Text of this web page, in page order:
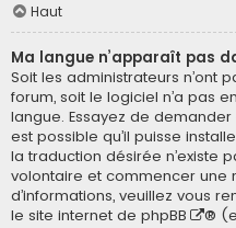
Haut
Ma langue n’apparaît pas
Soit les administrateurs n’ont
forum, soit le logiciel n’a pas
langue. Essayez de
est possible qu’il puisse
la traduction désirée n’existe
volontaire et commencer une
d’informations, veuillez vous
le site internet de phpBB
®